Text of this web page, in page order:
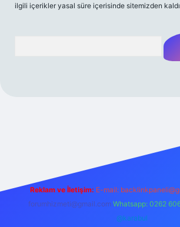
ilgili içerikler yasal süre içerisinde sitemizden
Reklam ve İletişim: E-mail:
forumhizmeti@gmail.com Whatsapp: 0262
@karabul